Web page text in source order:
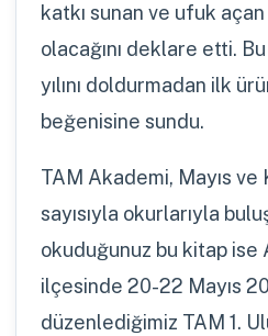
katkı sunan ve ufuk
olacağını deklare etti.
yılını doldurmadan ilk
beğenisine sundu.
TAM Akademi, Mayıs
sayısıyla okurlarıyla
okuduğunuz bu kitap ise
ilçesinde 20-22 Mayıs
düzenlediğimiz TAM 1.